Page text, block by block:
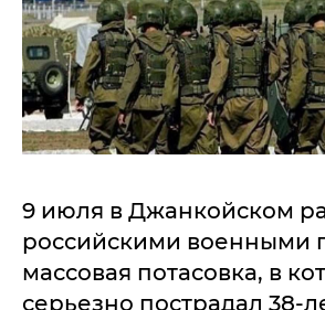
9 июля в Джанкойском
российскими военными
массовая потасовка, в
серьезно пострадал 38-